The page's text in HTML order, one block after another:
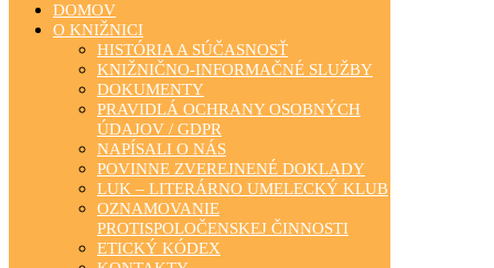
DOMOV
O KNIŽNICI
HISTÓRIA A SÚČASNOSŤ
KNIŽNIČNO-INFORMAČNÉ SLUŽBY
DOKUMENTY
PRAVIDLÁ OCHRANY OSOBNÝCH
ÚDAJOV / GDPR
NAPÍSALI O NÁS
POVINNE ZVEREJNENÉ DOKLADY
LUK – LITERÁRNO UMELECKÝ KLUB
OZNAMOVANIE
PROTISPOLOČENSKEJ ČINNOSTI
ETICKÝ KÓDEX